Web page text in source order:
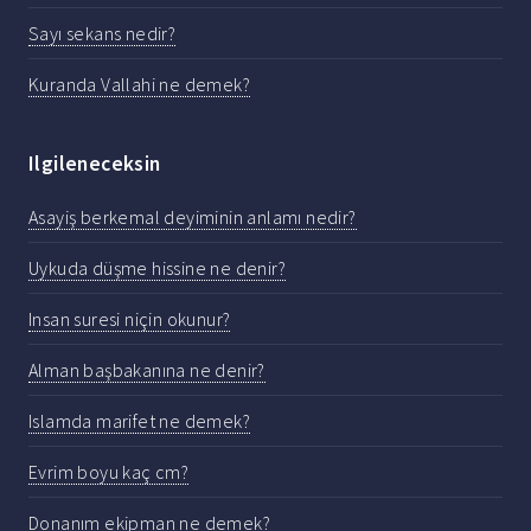
Sayı sekans nedir?
Kuranda Vallahi ne demek?
Ilgileneceksin
Asayiş berkemal deyiminin anlamı nedir?
Uykuda düşme hissine ne denir?
Insan suresi niçin okunur?
Alman başbakanına ne denir?
Islamda marifet ne demek?
Evrim boyu kaç cm?
Donanım ekipman ne demek?